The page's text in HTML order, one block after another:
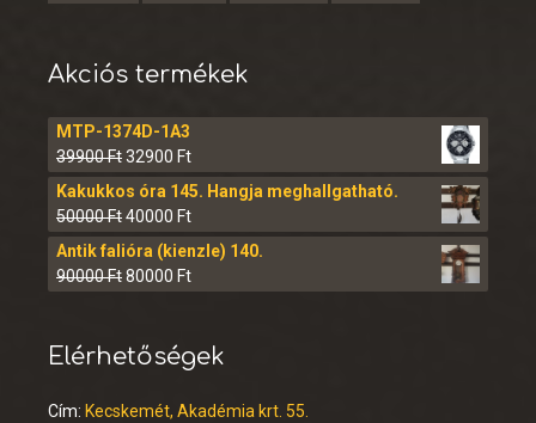
Akciós termékek
MTP-1374D-1A3
39900Ft32900 Ft
Kakukkos óra 145. Hangja meghallgatható.
50000Ft40000 Ft
Antik falióra (kienzle) 140.
90000Ft80000 Ft
Elérhetőségek
Cím: Kecskemét, Akadémia krt. 55.